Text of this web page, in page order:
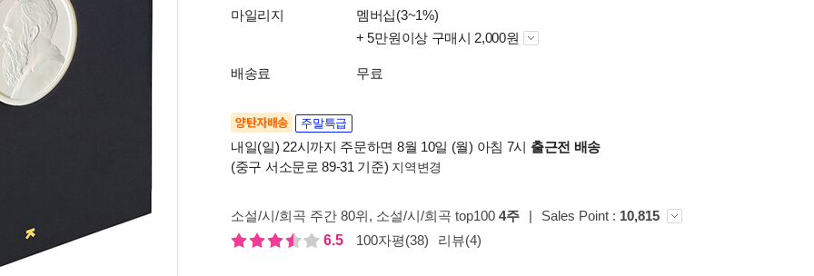
마일리지
멤버십(3~1%)
+ 5만원이상 구매시 2,000원
배송료 무료
양탄자배송 주말특급
내일(일) 22시까지 주문하면 8월 10일 (월) 아침 7시 출근전 배송
(중구 서소문로 89-31 기준) 지역변경
소설/시/희곡 주간 80위, 소설/시/희곡 top100 4주 | Sales Point : 10,815
6.5
100자평(38) 리뷰(4)